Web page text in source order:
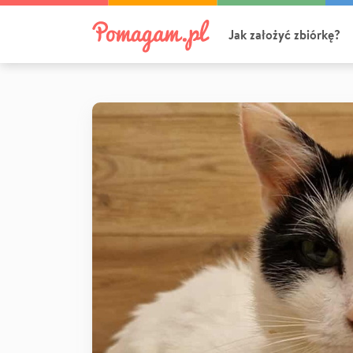
Jak założyć zbiórkę?